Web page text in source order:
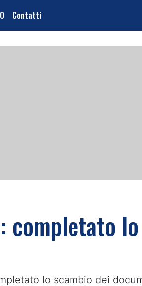
Contatti
completato
lo scambio dei